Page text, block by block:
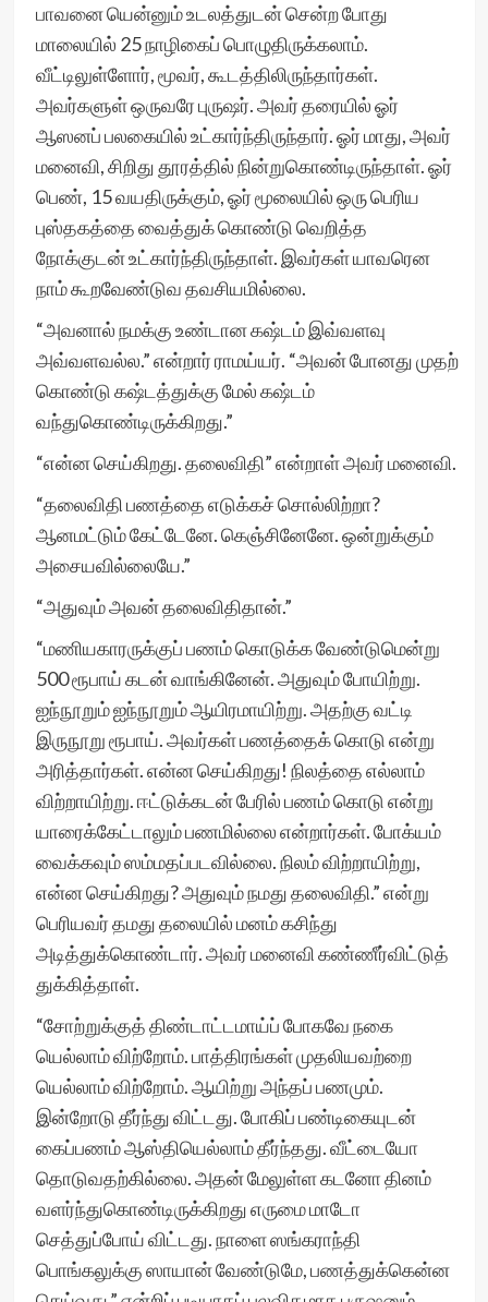
பாவனை யென்னும் உடலத்துடன் சென்ற போது
மாலையில் 25 நாழிகைப் பொழுதிருக்கலாம்.
வீட்டிலுள்ளோர், மூவர், கூடத்திலிருந்தார்கள்.
அவர்களுள் ஒருவரே புருஷர். அவர் தரையில் ஓர்
ஆஸனப் பலகையில் உட்கார்ந்திருந்தார். ஓர் மாது, அவர்
மனைவி, சிறிது தூரத்தில் நின்றுகொண்டிருந்தாள். ஓர்
பெண், 15 வயதிருக்கும், ஓர் மூலையில் ஒரு பெரிய
புஸ்தகத்தை வைத்துக் கொண்டு வெறித்த
நோக்குடன் உட்கார்ந்திருந்தாள். இவர்கள் யாவரென
நாம் கூறவேண்டுவ தவசியமில்லை.
“அவனால் நமக்கு உண்டான கஷ்டம் இவ்வளவு
அவ்வளவல்ல.” என்றார் ராமய்யர். “அவன் போனது முதற்
கொண்டு கஷ்டத்துக்கு மேல் கஷ்டம்
வந்துகொண்டிருக்கிறது.”
“என்ன செய்கிறது. தலைவிதி” என்றாள் அவர் மனைவி.
“தலைவிதி பணத்தை எடுக்கச் சொல்லிற்றா?
ஆனமட்டும் கேட்டேனே. கெஞ்சினேனே. ஒன்றுக்கும்
அசையவில்லையே.”
“அதுவும் அவன் தலைவிதிதான்.”
“மணியகாரருக்குப் பணம் கொடுக்க வேண்டுமென்று
500 ரூபாய் கடன் வாங்கினேன். அதுவும் போயிற்று.
ஐந்நூறும் ஐந்நூறும் ஆயிரமாயிற்று. அதற்கு வட்டி
இருநூறு ரூபாய். அவர்கள் பணத்தைக் கொடு என்று
அரித்தார்கள். என்ன செய்கிறது! நிலத்தை எல்லாம்
விற்றாயிற்று. ஈட்டுக்கடன் பேரில் பணம் கொடு என்று
யாரைக்கேட்டாலும் பணமில்லை என்றார்கள். போக்யம்
வைக்கவும் ஸம்மதப்படவில்லை. நிலம் விற்றாயிற்று,
என்ன செய்கிறது? அதுவும் நமது தலைவிதி.” என்று
பெரியவர் தமது தலையில் மனம் கசிந்து
அடித்துக்கொண்டார். அவர் மனைவி கண்ணீர்விட்டுத்
துக்கித்தாள்.
“சோற்றுக்குத் திண்டாட்டமாய்ப் போகவே நகை
யெல்லாம் விற்றோம். பாத்திரங்கள் முதலியவற்றை
யெல்லாம் விற்றோம். ஆயிற்று அந்தப் பணமும்.
இன்றோடு தீர்ந்து விட்டது. போகிப் பண்டிகையுடன்
கைப்பணம் ஆஸ்தியெல்லாம் தீர்ந்தது. வீட்டையோ
தொடுவதற்கில்லை. அதன் மேலுள்ள கடனோ தினம்
வளர்ந்துகொண்டிருக்கிறது எருமை மாடோ
செத்துப்போய் விட்டது. நாளை ஸங்கராந்தி
பொங்கலுக்கு ஸாயான் வேண்டுமே, பணத்துக்கென்ன